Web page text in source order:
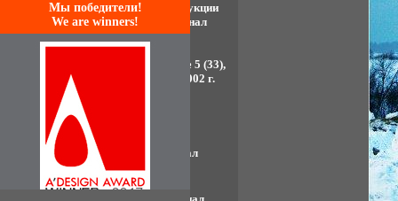
Mы победители!
We are winners!
"проект реконструкции
"сбербанка", журнал
«архитектура
строительство
дизайн»("асд"), № 5 (33),
москва, россия, 2002 г.
историческом
контексте", журнал
"асд" 2(36)2003